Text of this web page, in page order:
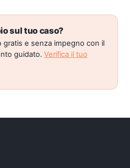
sul tuo caso?
gratis e senza impegno con il
guidato. Verifica il tuo